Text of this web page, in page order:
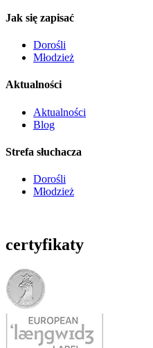
Jak się zapisać
Dorośli
Młodzież
Aktualności
Aktualności
Blog
Strefa słuchacza
Dorośli
Młodzież
certyfikaty